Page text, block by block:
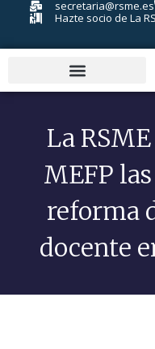
secretaria@rsme.es
Hazte socio de La
La
MEFP
reforma
docente